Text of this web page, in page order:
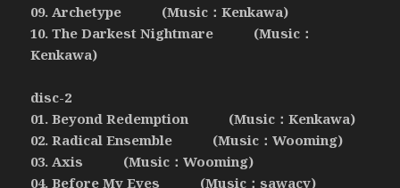
09. Archetype (Music：Kenkawa)
10. The Darkest Nightmare (Music：
Kenkawa)
disc-2
01. Beyond Redemption (Music：Kenkawa)
02. Radical Ensemble (Music：Wooming)
03. Axis (Music：Wooming)
04. Before My Eyes (Music：sawacy)